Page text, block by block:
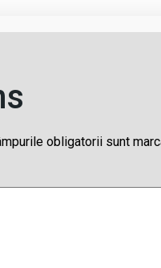
obligatorii sunt